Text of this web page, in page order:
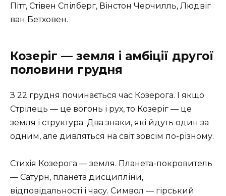
Пітт, Стівен Спілберг, Вінстон Черчилль, Людвіг
ван Бетховен.
Козеріг — земля і амбіції другої
половини грудня
З 22 грудня починається час Козерога. І якщо
Стрілець — це вогонь і рух, то Козеріг — це
земля і структура. Два знаки, які йдуть один за
одним, але дивляться на світ зовсім по-різному.
Стихія Козерога — земля. Планета-покровитель
— Сатурн, планета дисципліни,
відповідальності і часу. Символ — гірський